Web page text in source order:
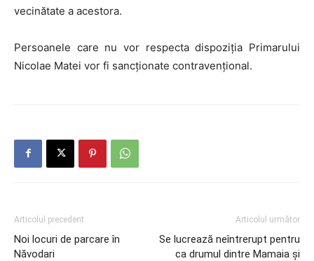
vecinătate a acestora.
Persoanele care nu vor respecta dispoziția Primarului
Nicolae Matei vor fi sancționate contravențional.
Articolul precedent
Noi locuri de parcare în
Năvodari
Articolul următor
Se lucrează neîntrerupt pentru
ca drumul dintre Mamaia și